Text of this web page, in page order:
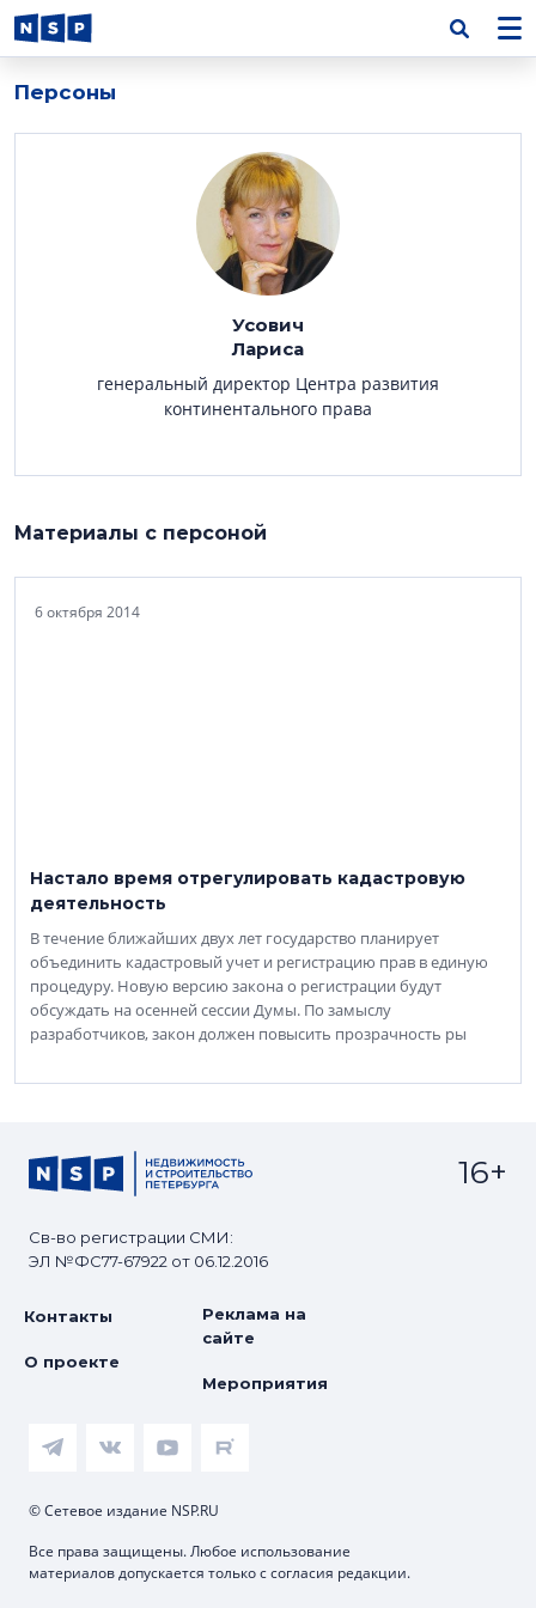
Персоны
Усович
Лариса
генеральный директор Центра развития
континентального права
Материалы с персоной
6 октября 2014
Настало время отрегулировать кадастровую
деятельность
В течение ближайших двух лет государство планирует
объединить кадастровый учет и регистрацию прав в единую
процедуру. Новую версию закона о регистрации будут
обсуждать на осенней сессии Думы. По замыслу
разработчиков, закон должен повысить прозрачность ры
Св-во регистрации СМИ:
ЭЛ №ФС77-67922 от 06.12.2016
16+
Контакты
О проекте
Реклама на
сайте
Мероприятия
© Сетевое издание NSP.RU
Все права защищены. Любое использование
материалов допускается только с согласия редакции.